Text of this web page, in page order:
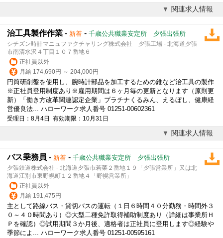
関連求人情報
治工具製作作業 - 新着 - 千歳公共職業安定所 夕張出張所
シチズン時計マニュファクチャリング株式会社 夕張工場 - 北海道夕張
市南清水沢４丁目１０７番地６
正社員以外
月給 174,690円 ～ 204,000円
円筒研削盤を使用し、腕時計部品を加工するための錐など治工具の製作
※正社員登用制度あり※雇用期間は６ヶ月毎の更新となります（原則更
新）「働き方改革関連認定企業」プラチナくるみん、えるぼし、健康経
営優良法... ハローワーク求人番号 01251-00602361
受理日：8月4日 有効期限：10月31日
関連求人情報
バス乗務員 - 新着 - 千歳公共職業安定所 夕張出張所
夕張鉄道株式会社 - 北海道夕張市若菜２番地１９「夕張営業所」又は北
海道江別市東野幌町１２番地４「野幌営業所」
正社員以外
月給 191,475円
主として路線バス・貸切バスの運転（１日６時間４０分勤務・時間外３
０～４０時間あり）◎大型二種免許取得補助制度あり（詳細は事業所Ｈ
Ｐを確認）◎試用期間３か月後、適格者は正社員に登用します◎経験や
季節によ... ハローワーク求人番号 01251-00595161